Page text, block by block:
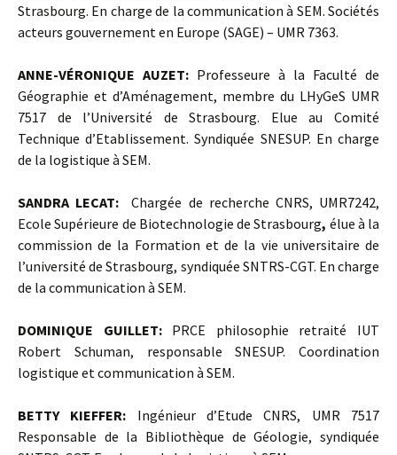
Strasbourg. En charge de la communication à SEM. Sociétés
acteurs gouvernement en Europe (SAGE) – UMR 7363.
ANNE-VÉRONIQUE AUZET: Professeure à la Faculté de
Géographie et d’Aménagement, membre du LHyGeS UMR
7517 de l’Université de Strasbourg. Elue au Comité
Technique d’Etablissement. Syndiquée SNESUP. En charge
de la logistique à SEM.
SANDRA LECAT:Chargée de recherche CNRS, UMR7242,
Ecole Supérieure de Biotechnologie de Strasbourg, élue à la
commission de la Formation et de la vie universitaire de
l’université de Strasbourg, syndiquée SNTRS-CGT. En charge
de la communication à SEM.
DOMINIQUE GUILLET:PRCE philosophie retraité IUT
Robert Schuman, responsable SNESUP. Coordination
logistique et communication à SEM.
BETTY KIEFFER: Ingénieur d’Etude CNRS, UMR 7517
Responsable de la Bibliothèque de Géologie, syndiquée